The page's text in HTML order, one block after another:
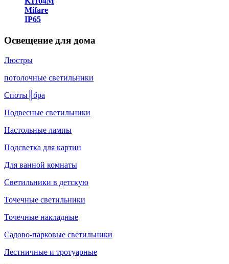
Mifare
IP65
Освещение для дома
Люстры
потолочные светильники
Споты║бра
Подвесные светильники
Настольные лампы
Подсветка для картин
Для ванной комнаты
Светильники в детскую
Точечные светильники
Точечные накладные
Садово-парковые светильники
Лестничные и тротуарные